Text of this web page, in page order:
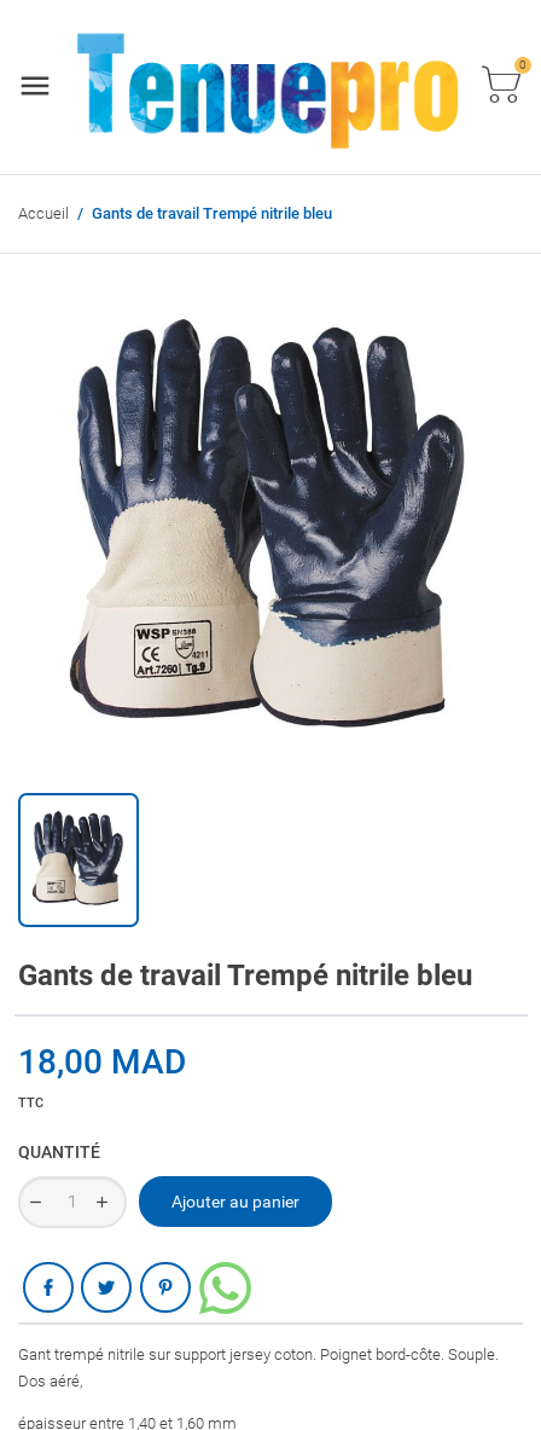
0
Accueil Gants de travail Trempé nitrile bleu
Gants de travail Trempé nitrile bleu
18,00 MAD
TTC
QUANTITÉ
Ajouter au panier
Partager
Gant trempé nitrile sur support jersey coton. Poignet bord-côte. Souple.
Dos aéré,
épaisseur entre 1,40 et 1,60 mm